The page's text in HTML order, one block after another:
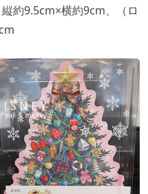
約9.5cm×横約9cm、（ロ